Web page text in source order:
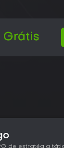
Grátis
de estratégia